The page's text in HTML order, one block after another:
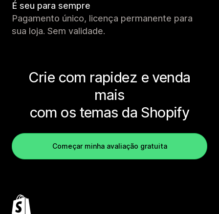
É seu para sempre
Pagamento único, licença permanente para
sua loja. Sem validade.
Crie com rapidez e venda
mais
com os temas da Shopify
Começar minha avaliação gratuita